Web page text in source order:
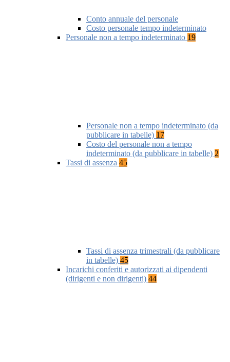
Conto annuale del personale
Costo personale tempo indeterminato
Personale non a tempo indeterminato 19
Personale non a tempo indeterminato (da
pubblicare in tabelle) 17
Costo del personale non a tempo
indeterminato (da pubblicare in tabelle) 2
Tassi di assenza 45
Tassi di assenza trimestrali (da pubblicare
in tabelle) 45
Incarichi conferiti e autorizzati ai dipendenti
(dirigenti e non dirigenti) 44